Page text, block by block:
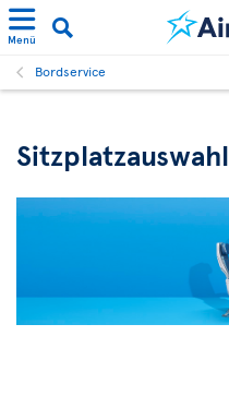
Menü
Bordservice
Sitzplatzauswahl